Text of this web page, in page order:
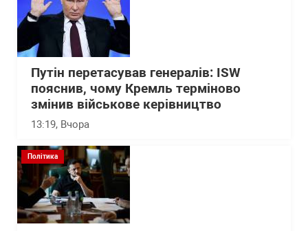
Путін перетасував генералів: ISW
пояснив, чому Кремль терміново
змінив військове керівництво
13:19, Вчора
Політика